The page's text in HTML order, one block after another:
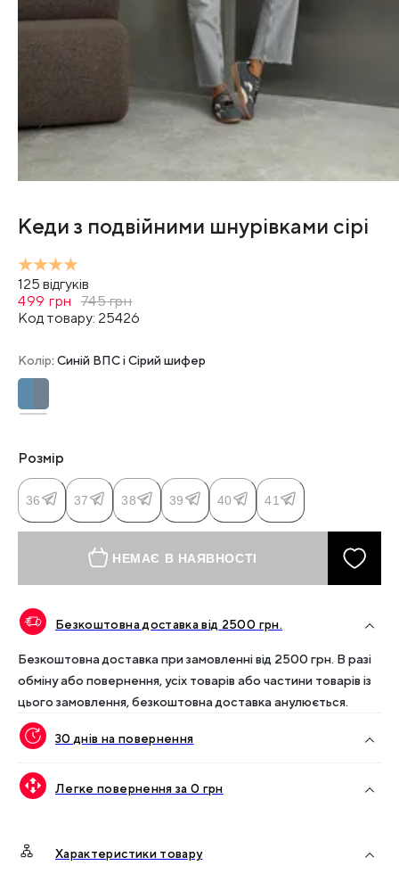
Кеди з подвійними шнурівками сірі
125 відгуків
499 грн 745грн
Код товару: 25426
Колір: Синій ВПС і Сірий шифер
Розмір
36 37 38 39 40 41
НЕМАЄ В НАЯВНОСТІ
Безкоштовна доставка від 2500 грн.
Безкоштовна доставка при замовленні від 2500 грн. В разі
обміну або повернення, усіх товарів або частини товарів із
цього замовлення, безкоштовна доставка анулюється.
30 днів на повернення
Легке повернення за 0 грн
Характеристики товару